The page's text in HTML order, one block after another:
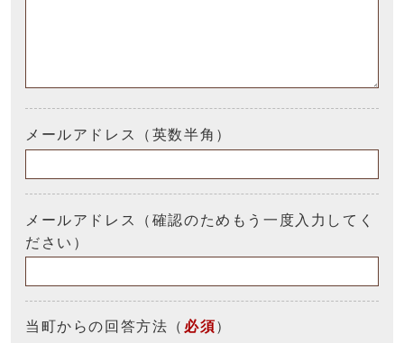
メールアドレス（英数半角）
メールアドレス（確認のためもう一度入力してく
ださい）
当町からの回答方法 （ 必須）